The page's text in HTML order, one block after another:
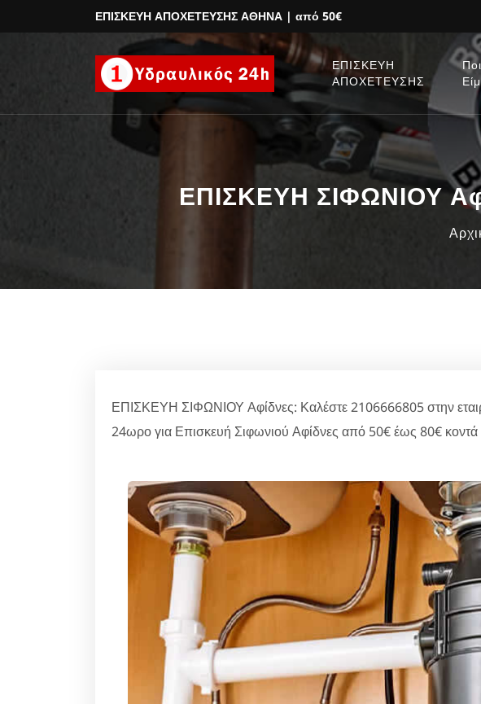
ΕΠΙΣΚΕΥΗ ΑΠΟΧΕΤΕΥΣΗΣ ΑΘΗΝΑ | από 50€
ΕΠΙΣΚΕΥΗ
ΑΠΟΧΕΤΕΥΣΗΣ
ΕΠΙΣΚΕΥΗ ΣΙΦΩΝΙΟΥ
ΕΠΙΣΚΕΥΗ ΣΙΦΩΝΙΟΥ Αφίδνες: Καλέστε 2106666805 στην
24ωρο για Επισκευή Σιφωνιού Αφίδνες από 50€ έως 80€ κοντά